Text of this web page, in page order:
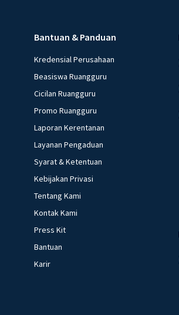
Bantuan & Panduan
Kredensial Perusahaan
Beasiswa Ruangguru
Cicilan Ruangguru
Promo Ruangguru
Laporan Kerentanan
Layanan Pengaduan
Syarat & Ketentuan
Kebijakan Privasi
Tentang Kami
Kontak Kami
Press Kit
Bantuan
Karir